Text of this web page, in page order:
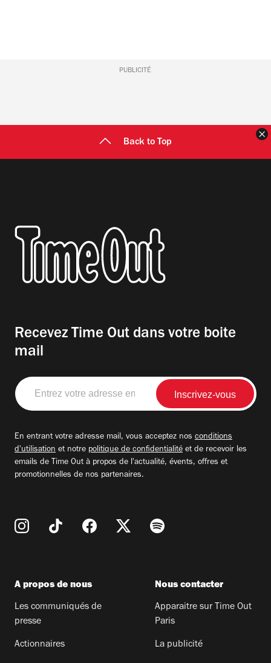
PUBLICITÉ
Back to Top
Recevez Time Out dans votre boite
mail
Entrez
votre
adresse
En entrant votre adresse mail, vous acceptez nos conditions
d'utilisation et notre politique de confidentialité et de recevoir les
emails de Time Out à propos de l'actualité, évents, offres et
promotionnelles de nos partenaires.
A propos de nous
Les communiqués de
presse
Actionnaires
Nous contacter
Apparaitre sur Time Out
Paris
La publicité